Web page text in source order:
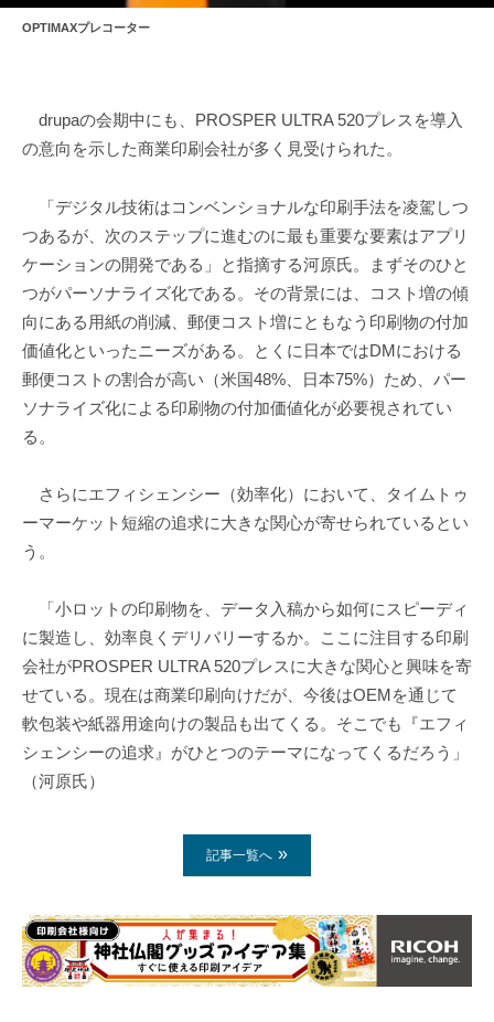
OPTIMAXプレコーター
drupaの会期中にも、PROSPER ULTRA 520プレスを導入
の意向を示した商業印刷会社が多く見受けられた。
「デジタル技術はコンベンショナルな印刷手法を凌駕しつ
つあるが、次のステップに進むのに最も重要な要素はアプリ
ケーションの開発である」と指摘する河原氏。まずそのひと
つがパーソナライズ化である。その背景には、コスト増の傾
向にある用紙の削減、郵便コスト増にともなう印刷物の付加
価値化といったニーズがある。とくに日本ではDMにおける
郵便コストの割合が高い（米国48%、日本75%）ため、パー
ソナライズ化による印刷物の付加価値化が必要視されてい
る。
さらにエフィシェンシー（効率化）において、タイムトゥ
ーマーケット短縮の追求に大きな関心が寄せられているとい
う。
「小ロットの印刷物を、データ入稿から如何にスピーディ
に製造し、効率良くデリバリーするか。ここに注目する印刷
会社がPROSPER ULTRA 520プレスに大きな関心と興味を寄
せている。現在は商業印刷向けだが、今後はOEMを通じて
軟包装や紙器用途向けの製品も出てくる。そこでも『エフィ
シェンシーの追求』がひとつのテーマになってくるだろう」
（河原氏）
記事一覧へ